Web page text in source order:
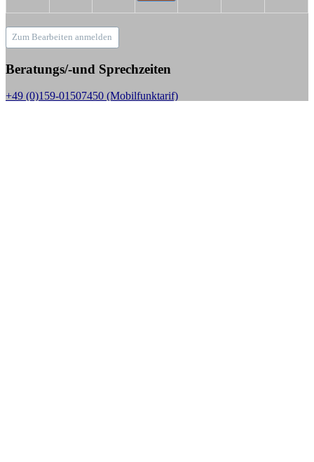
Zum Bearbeiten anmelden
Beratungs/-und Sprechzeiten
+49 (0)159-01507450 (Mobilfunktarif)